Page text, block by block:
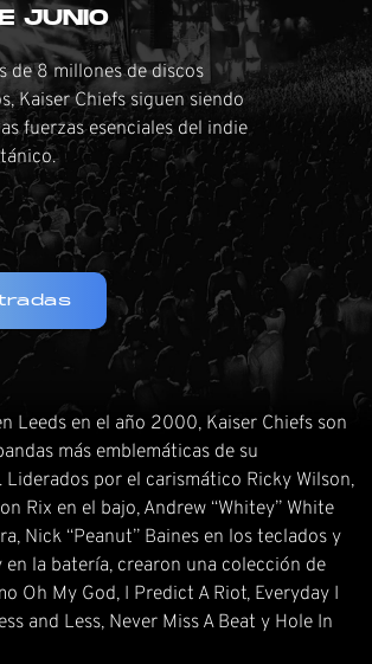
JUNIO
de 8 millones de discos
Kaiser Chiefs siguen siendo
fuerzas esenciales del indie
Leeds en el año 2000, Kaiser Chiefs son
más emblemáticas de su
Liderados por el carismático Ricky Wilson,
Rix en el bajo, Andrew “Whitey” White
Nick “Peanut” Baines en los teclados y
en la batería, crearon una colección de
Oh My God, I Predict A Riot, Everyday I
and Less, Never Miss A Beat y Hole In